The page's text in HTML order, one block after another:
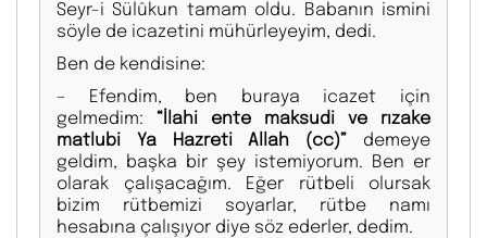
Seyr-i Sülûkun tamam oldu. Babanın ismini
söyle de icazetini mühürleyeyim, dedi.
Ben de kendisine:
– Efendim, ben buraya icazet için
gelmedim: “İlahi ente maksudi ve rızake
matlubi Ya Hazreti Allah (cc)” demeye
geldim, başka bir şey istemiyorum. Ben er
olarak çalışacağım. Eğer rütbeli olursak
bizim rütbemizi soyarlar, rütbe namı
hesabına çalışıyor diye söz ederler, dedim.